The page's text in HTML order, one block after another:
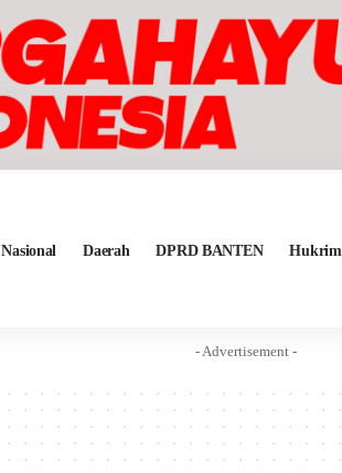
Nasional Daerah DPRD BANTEN Hukrim
- Advertisement -